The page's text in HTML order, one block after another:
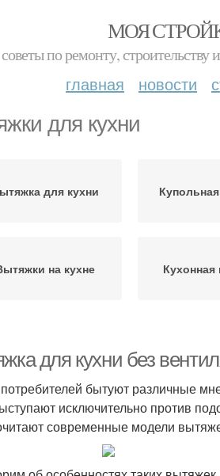
МОЯ
советы по ремонту, строительству
главная новости
для кухни
для кухни
на кухне
для кухни без
бытуют различные
исключительно против
современные модели